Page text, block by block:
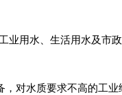
业用水、生活用水及市
对水质要求不高的工